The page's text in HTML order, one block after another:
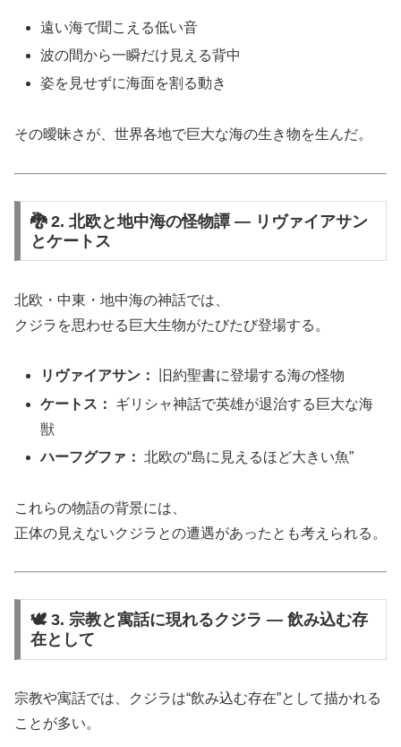
遠い海で聞こえる低い音
波の間から一瞬だけ見える背中
姿を見せずに海面を割る動き
その曖昧さが、世界各地で巨大な海の生き物を生んだ。
🐉 2. 北欧と地中海の怪物譚 ― リヴァイアサン
とケートス
北欧・中東・地中海の神話では、
クジラを思わせる巨大生物がたびたび登場する。
リヴァイアサン：
旧約聖書に登場する海の怪物
ケートス：
ギリシャ神話で英雄が退治する巨大な海
獣
ハーフグファ： 北欧の“島に見えるほど大きい魚”
これらの物語の背景には、
正体の見えないクジラとの遭遇があったとも考えられる。
🕊️ 3. 宗教と寓話に現れるクジラ ― 飲み込む存
在として
宗教や寓話では、クジラは“飲み込む存在”として描かれる
ことが多い。